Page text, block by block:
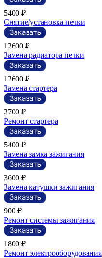
5400 ₽
Снятие/установка печки
12600 ₽
Замена радиатора печки
12600 ₽
Замена стартера
2700 ₽
Ремонт стартера
5400 ₽
Замена замка зажигания
3600 ₽
Замена катушки зажигания
900 ₽
Ремонт системы зажигания
1800 ₽
Ремонт электрооборудования